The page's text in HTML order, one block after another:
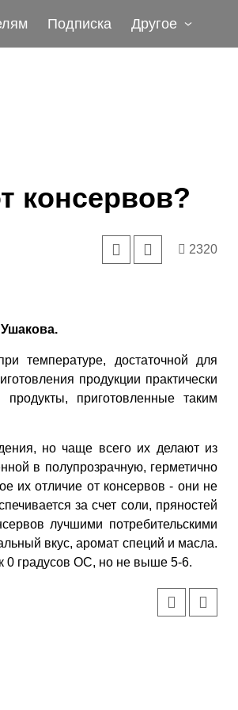
Подписка Другое
консервов?
2320
температуре, достаточной для
продукции практически
приготовленные таким
но чаще всего их делают из
в полупрозрачную, герметично
их отличие от консервов - они не
за счет соли, пряностей
лучшими потребительскими
вкус, аромат специй и масла.
0 градусов ОС, но не выше 5-6.